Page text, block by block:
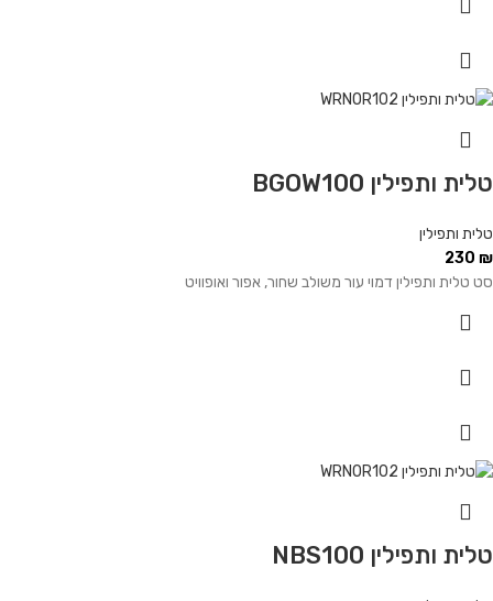
טלית ותפילין BGOW100
טלית ותפילין
230 ₪
סט טלית ותפילין דמוי עור משולב שחור, אפור ואופוויט
טלית ותפילין NBS100